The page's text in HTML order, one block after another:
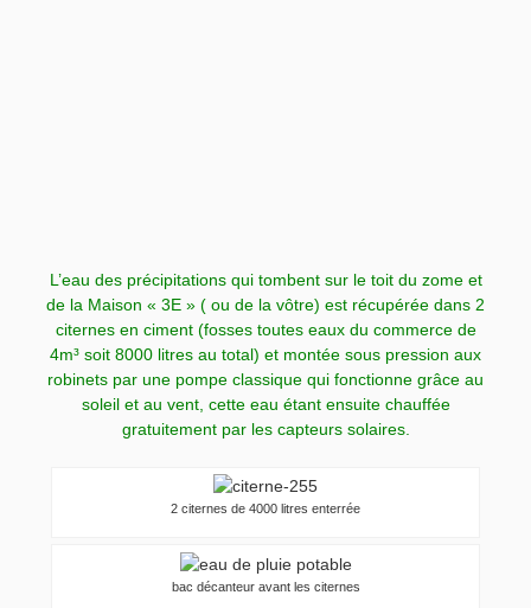
L’eau des précipitations qui tombent sur le toit du zome et
de la Maison « 3E » ( ou de la vôtre) est récupérée dans 2
citernes en ciment (fosses toutes eaux du commerce de
4m³ soit 8000 litres au total) et montée sous pression aux
robinets par une pompe classique qui fonctionne grâce au
soleil et au vent, cette eau étant ensuite chauffée
gratuitement par les capteurs solaires.
2 citernes de 4000 litres enterrée
bac décanteur avant les citernes